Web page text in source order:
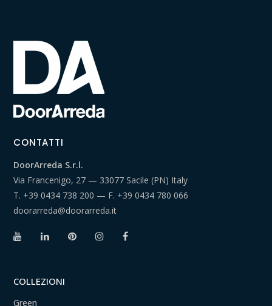
CONTATTI
DoorArreda S.r.l.
Via Francenigo, 27 — 33077 Sacile (PN) Italy
T. +39 0434 738 200 — F. +39 0434 780 066
doorarreda@doorarreda.it
COLLEZIONI
Green